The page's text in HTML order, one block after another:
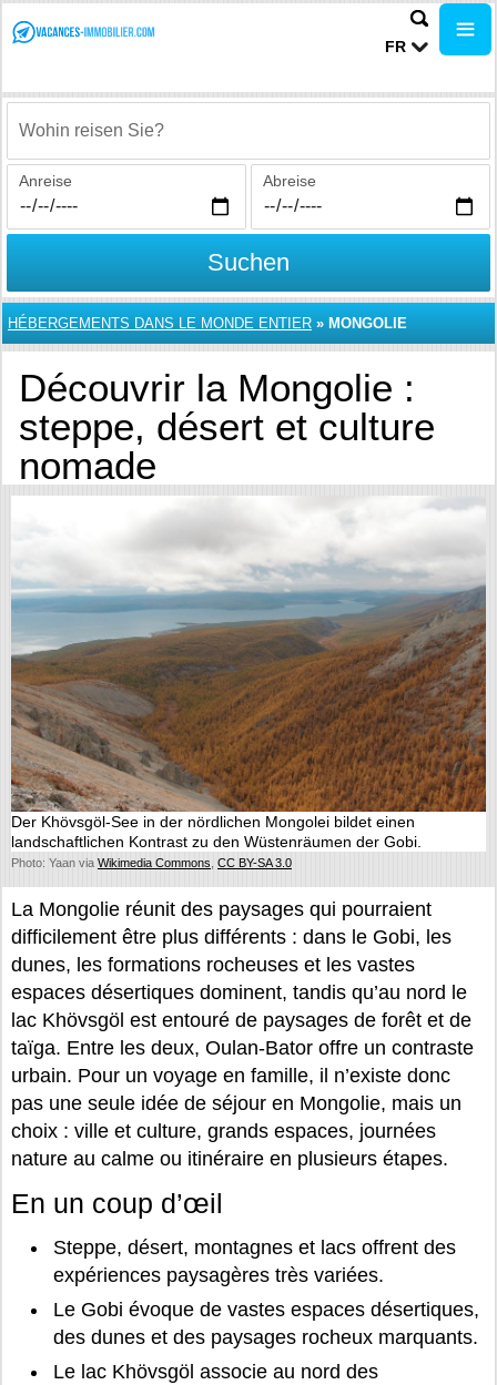
FR
Wohin reisen Sie?
Anreise Abreise
Suchen
HÉBERGEMENTS DANS LE MONDE ENTIER » MONGOLIE
Découvrir la Mongolie :
steppe, désert et culture
nomade
Der Khövsgöl-See in der nördlichen Mongolei bildet einen
landschaftlichen Kontrast zu den Wüstenräumen der Gobi.
Photo: Yaan via Wikimedia Commons CC BY-SA 3.0
La Mongolie réunit des paysages qui pourraient
difficilement être plus différents : dans le Gobi, les
dunes, les formations rocheuses et les vastes
espaces désertiques dominent, tandis qu’au nord le
lac Khövsgöl est entouré de paysages de forêt et de
taïga. Entre les deux, Oulan-Bator offre un contraste
urbain. Pour un voyage en famille, il n’existe donc
pas une seule idée de séjour en Mongolie, mais un
choix : ville et culture, grands espaces, journées
nature au calme ou itinéraire en plusieurs étapes.
En un coup d’œil
Steppe, désert, montagnes et lacs offrent des
expériences paysagères très variées.
Le Gobi évoque de vastes espaces désertiques,
des dunes et des paysages rocheux marquants.
Le lac Khövsgöl associe au nord des